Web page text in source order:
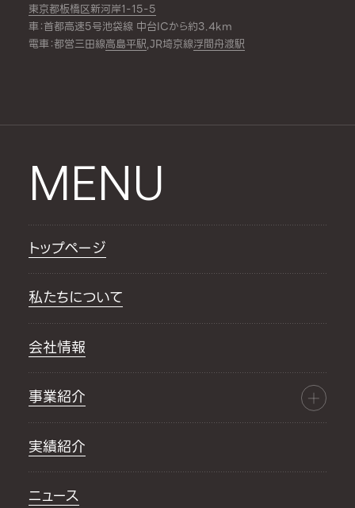
東京都板橋区新河岸1-15-5
車：首都高速5号池袋線 中台ICから約3.4km
電車：都営三田線高島平駅,JR埼京線浮間舟渡駅
MENU
トップページ
私たちについて
会社情報
事業紹介
実績紹介
ニュース